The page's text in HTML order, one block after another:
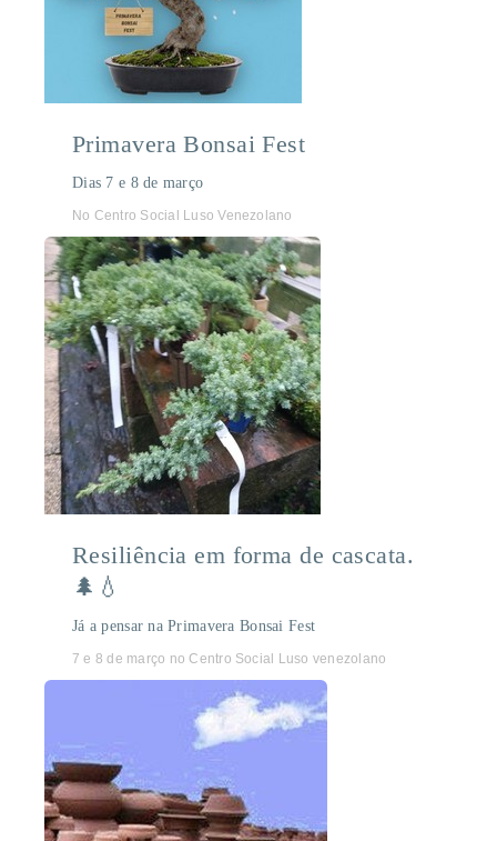
Primavera Bonsai Fest
Dias 7 e 8 de março
No Centro Social Luso Venezolano
Resiliência em forma de cascata.
🌲💧
Já a pensar na Primavera Bonsai Fest
7 e 8 de março no Centro Social Luso venezolano